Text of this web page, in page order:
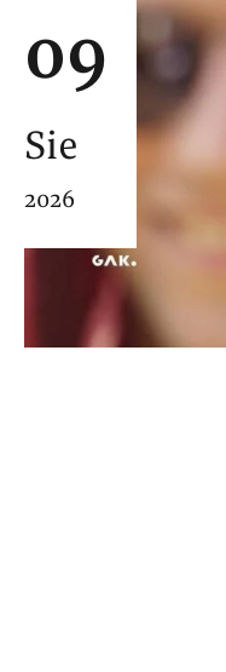
09
Sie
2026